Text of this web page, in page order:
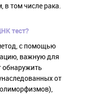
том числе рака.
тест?
с помощью
важную для
обнаружить
от